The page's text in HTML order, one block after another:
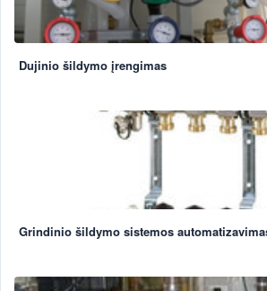
Dujinio šildymo įrengimas
Grindinio šildymo sistemos